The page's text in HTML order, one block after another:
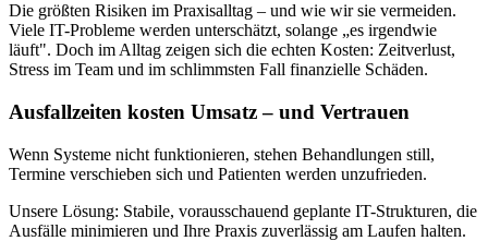
Die größten Risiken im Praxisalltag – und wie wir sie vermeiden.
Viele IT-Probleme werden unterschätzt, solange „es irgendwie
läuft". Doch im Alltag zeigen sich die echten Kosten: Zeitverlust,
Stress im Team und im schlimmsten Fall finanzielle Schäden.
Ausfallzeiten kosten Umsatz – und Vertrauen
Wenn Systeme nicht funktionieren, stehen Behandlungen still,
Termine verschieben sich und Patienten werden unzufrieden.
Unsere Lösung: Stabile, vorausschauend geplante IT-Strukturen, die
Ausfälle minimieren und Ihre Praxis zuverlässig am Laufen halten.